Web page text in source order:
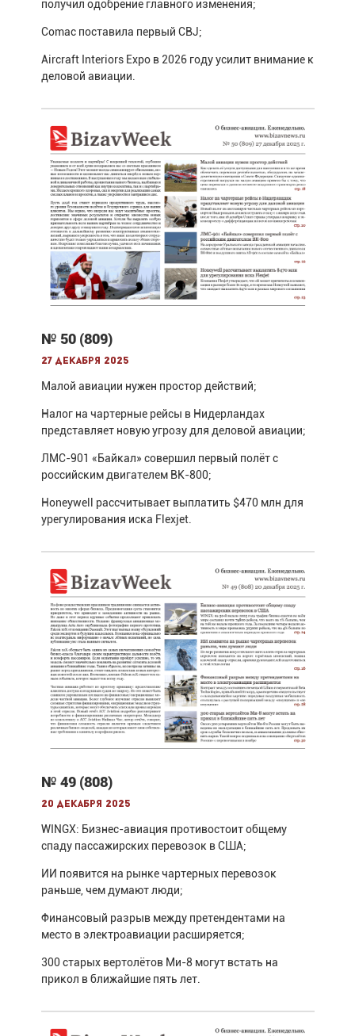
получил одобрение главного изменения;
Comac поставила первый CBJ;
Aircraft Interiors Expo в 2026 году усилит внимание к
деловой авиации.
№ 50 (809)
27 декабря 2025
Малой авиации нужен простор действий;
Налог на чартерные рейсы в Нидерландах
представляет новую угрозу для деловой авиации;
ЛМС-901 «Байкал» совершил первый полёт с
российским двигателем ВК-800;
Honeywell рассчитывает выплатить $470 млн для
урегулирования иска Flexjet.
№ 49 (808)
20 декабря 2025
WINGX: Бизнес-авиация противостоит общему
спаду пассажирских перевозок в США;
ИИ появится на рынке чартерных перевозок
раньше, чем думают люди;
Финансовый разрыв между претендентами на
место в электроавиации расширяется;
300 старых вертолётов Ми-8 могут встать на
прикол в ближайшие пять лет.